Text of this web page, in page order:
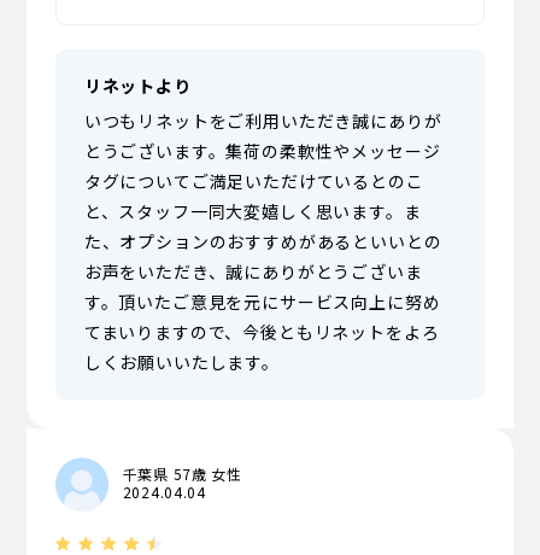
リネットより
いつもリネットをご利用いただき誠にありが
とうございます。集荷の柔軟性やメッセージ
タグについてご満足いただけているとのこ
と、スタッフ一同大変嬉しく思います。ま
た、オプションのおすすめがあるといいとの
お声をいただき、誠にありがとうございま
す。頂いたご意見を元にサービス向上に努め
てまいりますので、今後ともリネットをよろ
しくお願いいたします。
千葉県 57歳 女性
2024.04.04